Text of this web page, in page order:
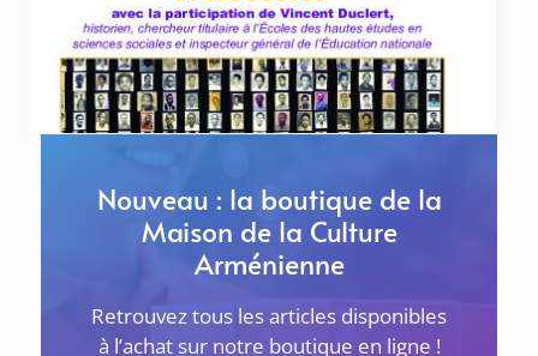
Commémorations du 111ème anniversaire du
génocide des Arméniens de 1915 au Raincy, à
Sevran et Livry-Gargan
LE RAINCY Samedi 25 avril à 11h au
Nouveau : la boutique de la
Maison de la Culture
Arménienne
Retrouvez tous les articles disponibles
à l’achat sur notre boutique en ligne !